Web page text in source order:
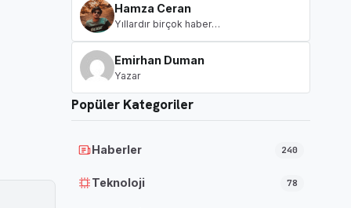
Hamza Ceran
Yıllardır birçok haber…
Emirhan Duman
Yazar
Popüler Kategoriler
Haberler 240
Teknoloji 78